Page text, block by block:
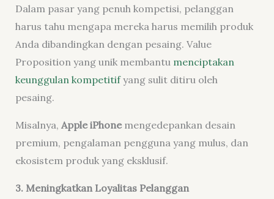
Dalam pasar yang penuh kompetisi, pelanggan
harus tahu mengapa mereka harus memilih produk
Anda dibandingkan dengan pesaing. Value
Proposition yang unik membantu menciptakan
keunggulan kompetitifyang sulit ditiru oleh
pesaing.
Misalnya, Apple iPhonemengedepankan desain
premium, pengalaman pengguna yang mulus, dan
ekosistem produk yang eksklusif.
3. Meningkatkan Loyalitas Pelanggan